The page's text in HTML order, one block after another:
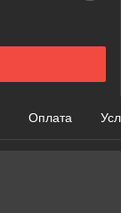
Оплата